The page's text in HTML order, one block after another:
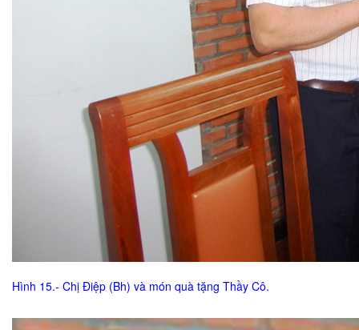
Hình 15.- Chị Điệp (Bh) và món quà tặng Thầy Cô.